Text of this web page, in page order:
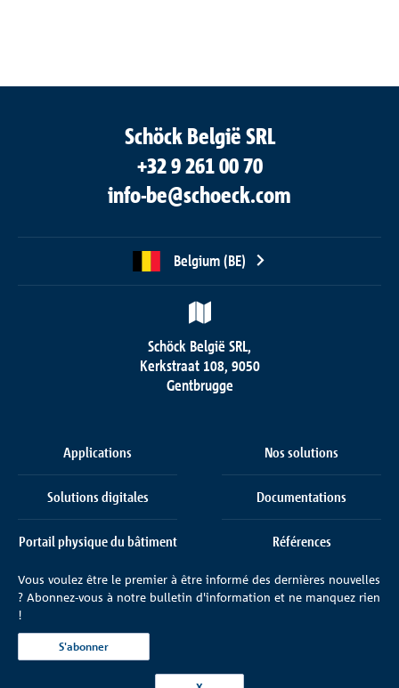
Vous voulez être le premier à être informé des dernières nouvelles
? Abonnez-vous à notre bulletin d'information et ne manquez rien
!
S'abonner
Schöck België SRL
+32 9 261 00 70
info-be@schoeck.com
Belgium (BE)
Schöck België SRL,
Kerkstraat 108, 9050
Gentbrugge
Applications Nos solutions
Solutions digitales Documentations
Portail physique du bâtiment Références
La société Contacter